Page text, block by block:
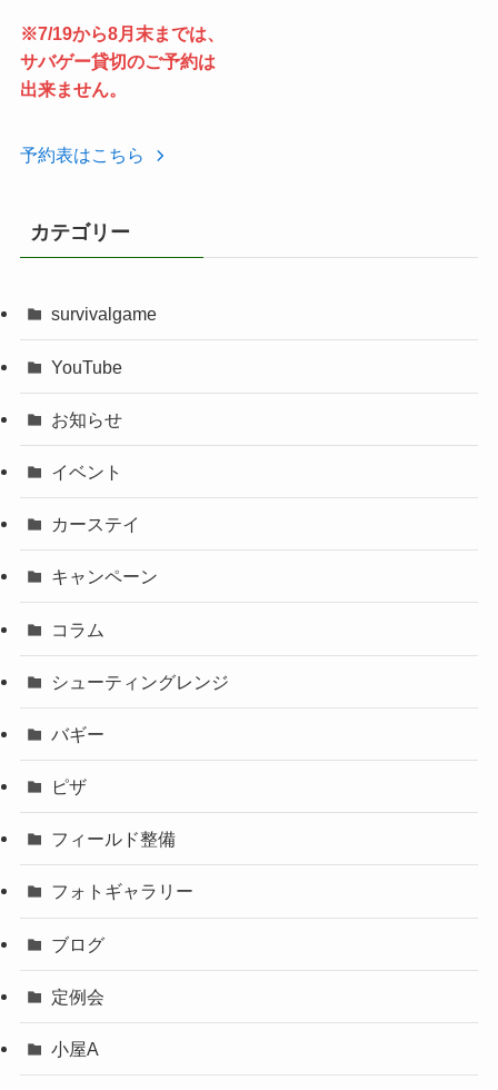
※7/19から8月末までは、
サバゲー貸切のご予約は
出来ません。
予約表はこちら
カテゴリー
survivalgame
YouTube
お知らせ
イベント
カーステイ
キャンペーン
コラム
シューティングレンジ
バギー
ピザ
フィールド整備
フォトギャラリー
ブログ
定例会
小屋A